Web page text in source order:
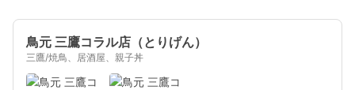
鳥元 三鷹コラル店（とりげん）
三鷹/焼鳥、居酒屋、親子丼